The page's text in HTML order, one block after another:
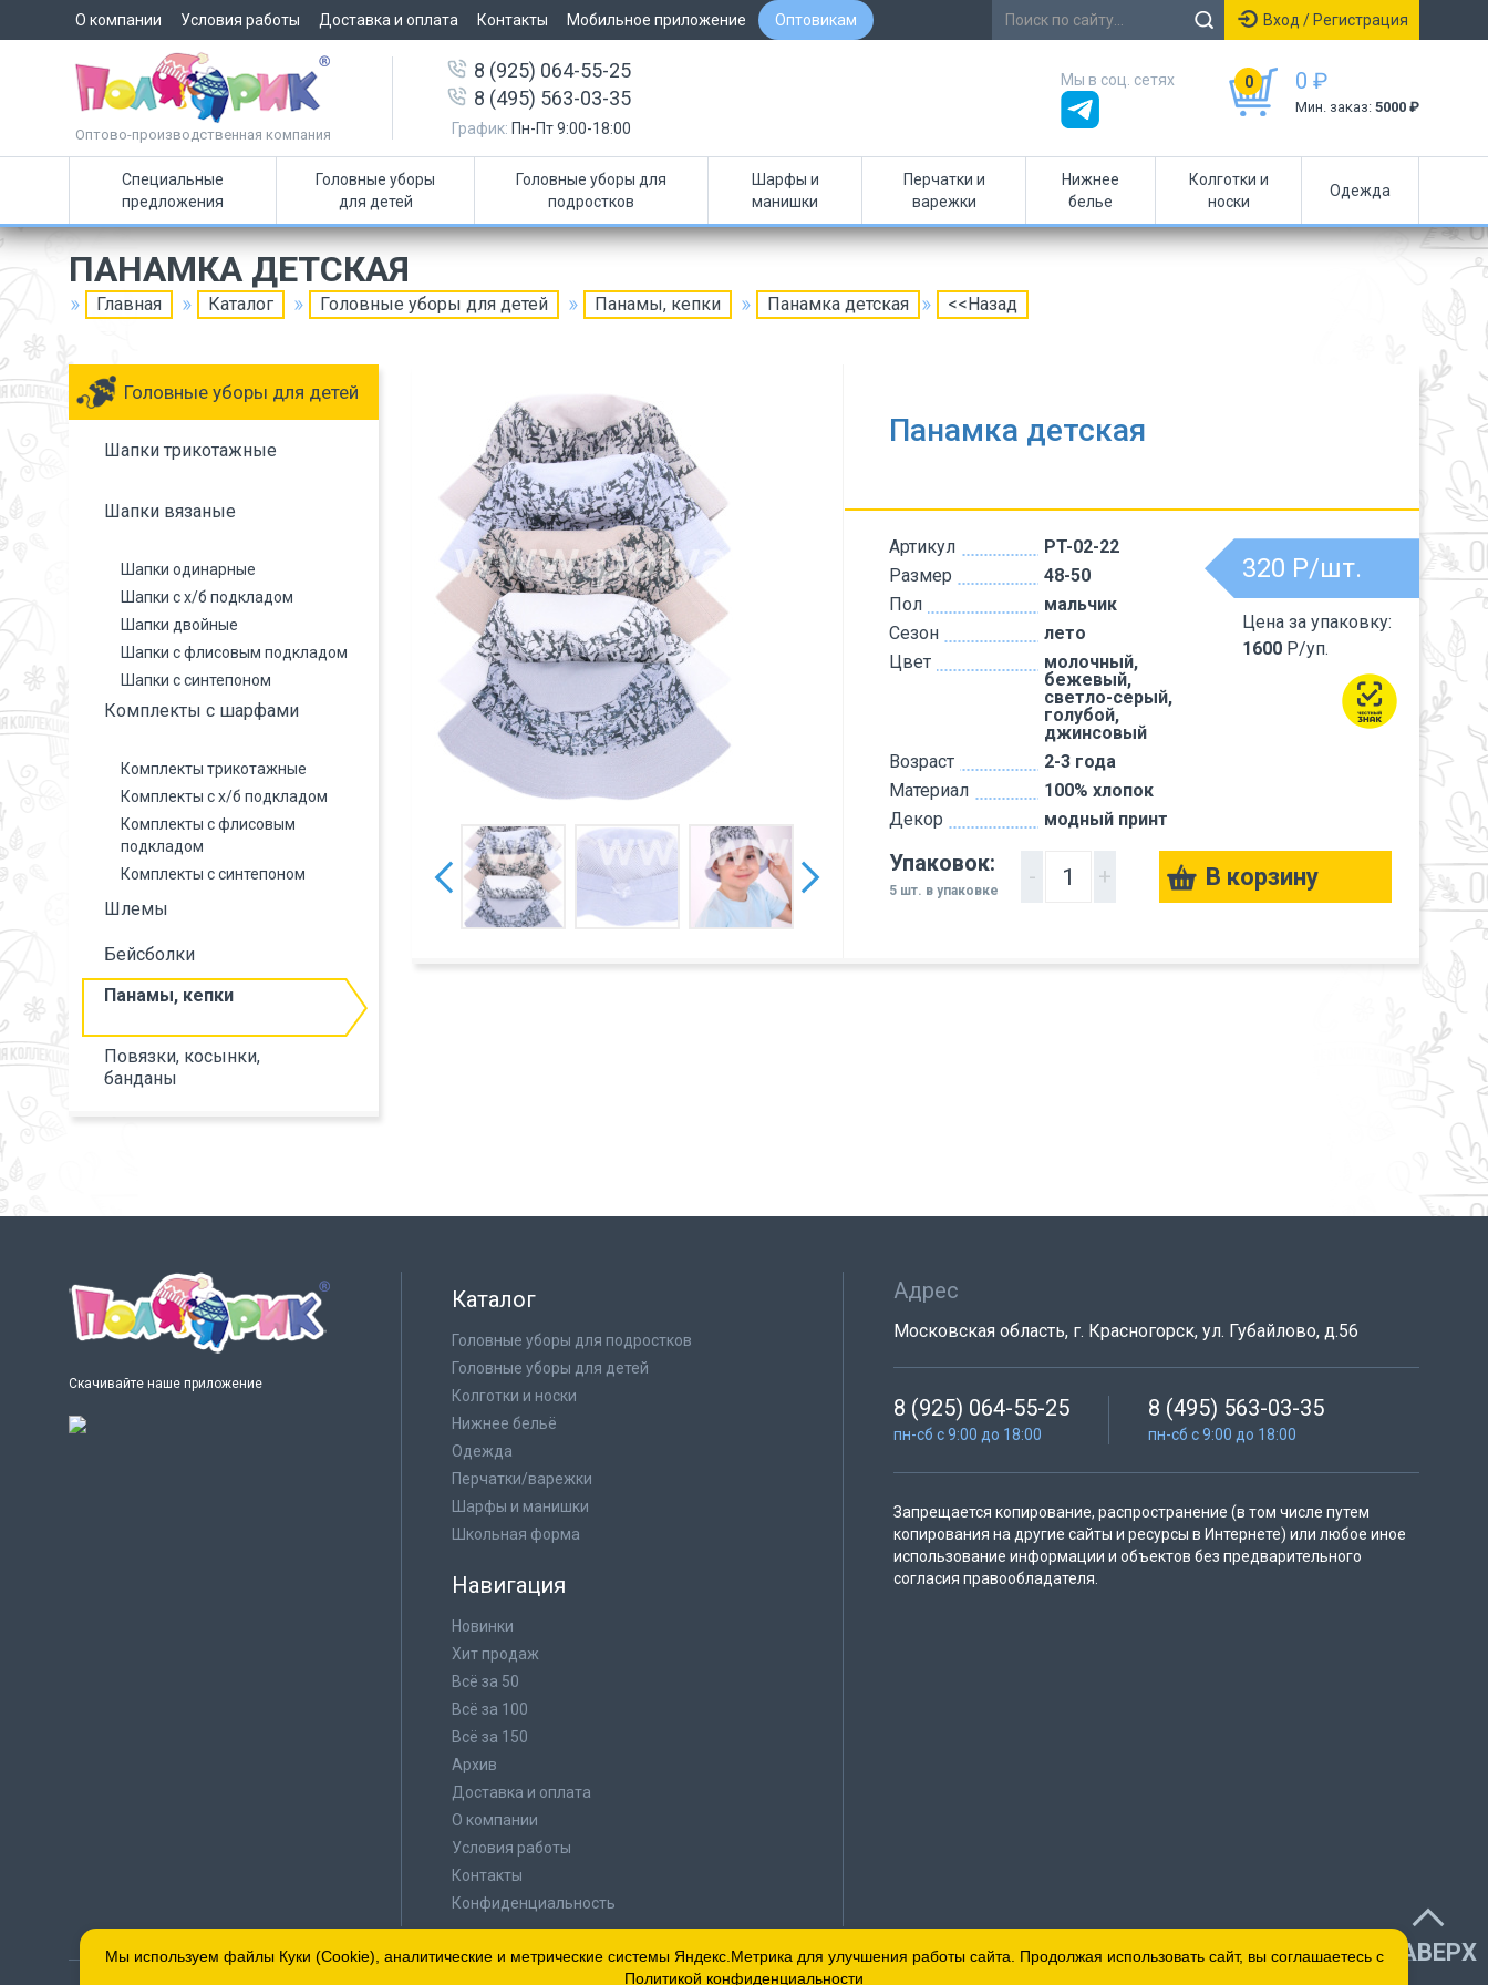
О компании Условия работы Доставка и оплата Контакты Мобильное приложение Оптовикам Вход / Регистрация
Оптово-производственная компания
8 (925) 064-55-25
8 (495) 563-03-35
График: Пн-Пт 9:00-18:00
0 0 ₽
Мин. заказ: 5000 ₽
Мы в соц. сетях
Специальные
предложения
Головные уборы
для детей
Головные уборы для
подростков
Шарфы и
манишки
Перчатки и
варежки
Нижнее
белье
Колготки и
носки
Одежда
ПАНАМКА ДЕТСКАЯ
Главная Каталог Головные уборы для детей Панамы, кепки Панамка детская <<Назад
Головные уборы для детей
Шапки трикотажные
Шапки вязаные
Шапки одинарные
Шапки с х/б подкладом
Шапки двойные
Шапки с флисовым подкладом
Шапки с синтепоном
Комплекты с шарфами
Комплекты трикотажные
Комплекты с х/б подкладом
Комплекты с флисовым
подкладом
Комплекты с синтепоном
Шлемы
Бейсболки
Панамы, кепки
Повязки, косынки,
банданы
Панамка детская
Артикул
PT-02-22
Размер
48-50
Пол
мальчик
Сезон
лето
Цвет
молочный,
бежевый,
светло-серый,
голубой,
джинсовый
Возраст
2-3 года
Материал
100% хлопок
Декор
модный принт
320 Р/шт.
Цена за упаковку:
1600 Р/уп.
Упаковок:
5 шт. в упаковке
- +
Скачивайте наше приложение
Каталог
Головные уборы для подростков
Головные уборы для детей
Колготки и носки
Нижнее бельё
Одежда
Перчатки/варежки
Шарфы и манишки
Школьная форма
Навигация
Новинки
Хит продаж
Всё за 50
Всё за 100
Всё за 150
Архив
Доставка и оплата
О компании
Условия работы
Контакты
Конфиденциальность
Адрес
Московская область, г. Красногорск, ул. Губайлово, д.56
8 (925) 064-55-25
пн-сб с 9:00 до 18:00
8 (495) 563-03-35
пн-сб с 9:00 до 18:00
Запрещается копирование, распространение (в том числе путем
копирования на другие сайты и ресурсы в Интернете) или любое иное
использование информации и объектов без предварительного
согласия правообладателя.
НАВЕРХ
Мы используем файлы Куки (Cookie), аналитические и метрические системы Яндекс.Метрика для улучшения работы сайта. Продолжая использовать сайт, вы соглашаетесь с
Политикой конфиденциальности